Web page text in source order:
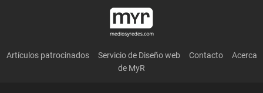
Artículos patrocinados Servicio de Diseño web Contacto
Acerca
de MyR